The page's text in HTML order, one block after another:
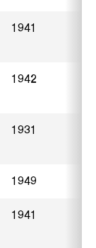
1941
1942
1931
1949
1941